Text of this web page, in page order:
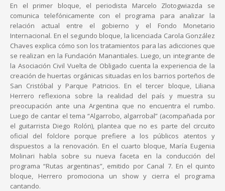
En el primer bloque, el periodista Marcelo Zlotogwiazda se
comunica telefónicamente con el programa para analizar la
relación actual entre el gobierno y el Fondo Monetario
Internacional. En el segundo bloque, la licenciada Carola González
Chaves explica cómo son los tratamientos para las adicciones que
se realizan en la Fundación Manantiales. Luego, un integrante de
la Asociación Civil Vuelta de Obligado cuenta la experiencia de la
creación de huertas orgánicas situadas en los barrios porteños de
San Cristóbal y Parque Patricios. En el tercer bloque, Liliana
Herrero reflexiona sobre la realidad del país y muestra su
preocupación ante una Argentina que no encuentra el rumbo.
Luego de cantar el tema “Algarrobo, algarrobal” (acompañada por
el guitarrista Diego Rolón), plantea que no es parte del circuito
oficial del folclore porque prefiere a los públicos atentos y
dispuestos a la renovación. En el cuarto bloque, María Eugenia
Molinari habla sobre su nueva faceta en la conducción del
programa “Rutas argentinas”, emitido por Canal 7. En el quinto
bloque, Herrero promociona un show y cierra el programa
cantando.